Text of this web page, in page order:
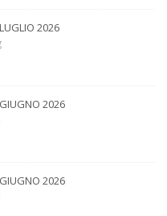
2026
2026
2026